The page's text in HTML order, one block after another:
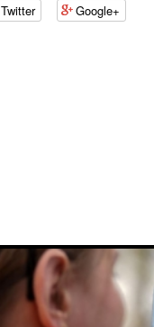
Twitter Google+